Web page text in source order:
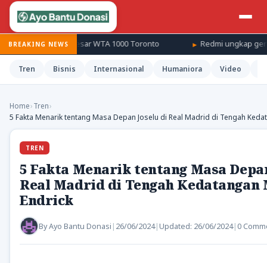
BREAKING NEWS
16 besar WTA 1000 Toronto Redmi ungkap generasi
Tren Bisnis Internasional Humaniora Video
Home›Tren›
5 Fakta Menarik tentang Masa Depan Joselu di Real Madrid di Tengah
TREN
5 Fakta Menarik tentang Masa
Real Madrid di Tengah Kedatangan
Endrick
ByAyo Bantu Donasi | 26/06/2024| Updated: 26/06/2024| 0